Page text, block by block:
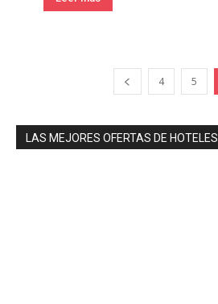
4 5
LAS MEJORES OFERTAS DE HOTELES